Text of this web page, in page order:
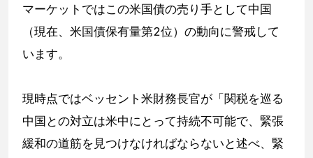
マーケットではこの米国債の売り手として中国
（現在、米国債保有量第2位）の動向に警戒して
います。
現時点ではベッセント米財務長官が「関税を巡る
中国との対立は米中にとって持続不可能で、緊張
緩和の道筋を見つけなければならないと述べ、緊